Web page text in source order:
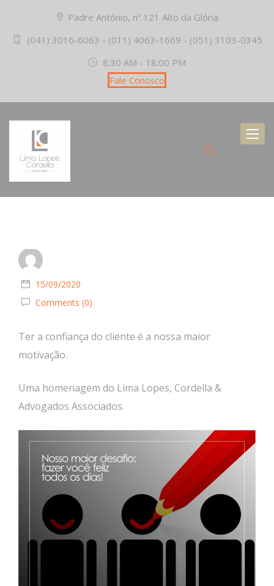
Padre Antônio, nº 121 Alto da Glória
(041) 3016-6063 - (011) 4063-1669 - (051) 3103-0345
8:30 AM - 18:00 PM
Fale Conosco
15/09/2020
Comments (0)
Ter a confiança do cliente é a nossa maior
motivação.
Uma homenagem do Lima Lopes, Cordella &
Advogados Associados.